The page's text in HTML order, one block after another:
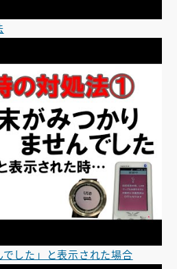
でした」と表示された場合